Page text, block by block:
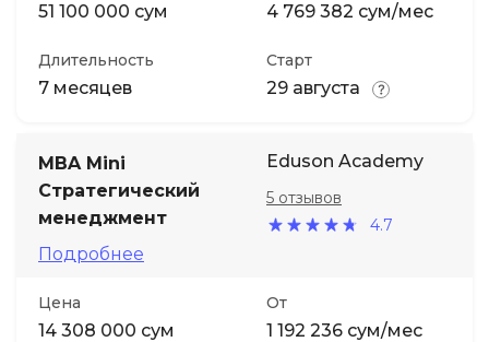
51 100 000 сум 4 769 382 сум/мес
Длительность
7 месяцев
Старт
29 августа
MBA Mini
Стратегический
менеджмент
Подробнее
Eduson Academy
4.7
5 отзывов
Цена
14 308 000 сум
От
1 192 236 сум/мес